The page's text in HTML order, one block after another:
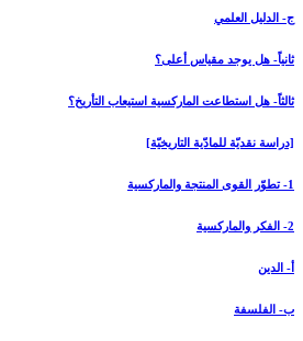
ج- الدليل العلمي
ثانياً- هل يوجد مقياس أعلى؟
ثالثاً- هل استطاعت الماركسية استيعاب التأريخ؟
[دراسة نقديّة للمادّية التاريخيّة]
1- تطوّر القوى المنتجة والماركسية
2- الفكر والماركسية
أ- الدين
ب- الفلسفة